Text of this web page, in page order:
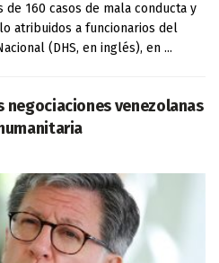
de 160 casos de mala conducta y
atribuidos a funcionarios del
(DHS, en inglés), en ...
negociaciones venezolanas